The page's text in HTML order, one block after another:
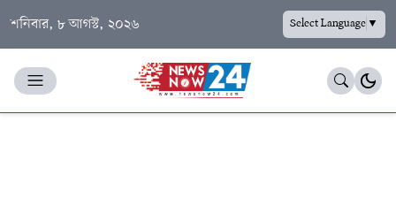
শনিবার, ৮ আগস্ট, ২০২৬ Select Language▼